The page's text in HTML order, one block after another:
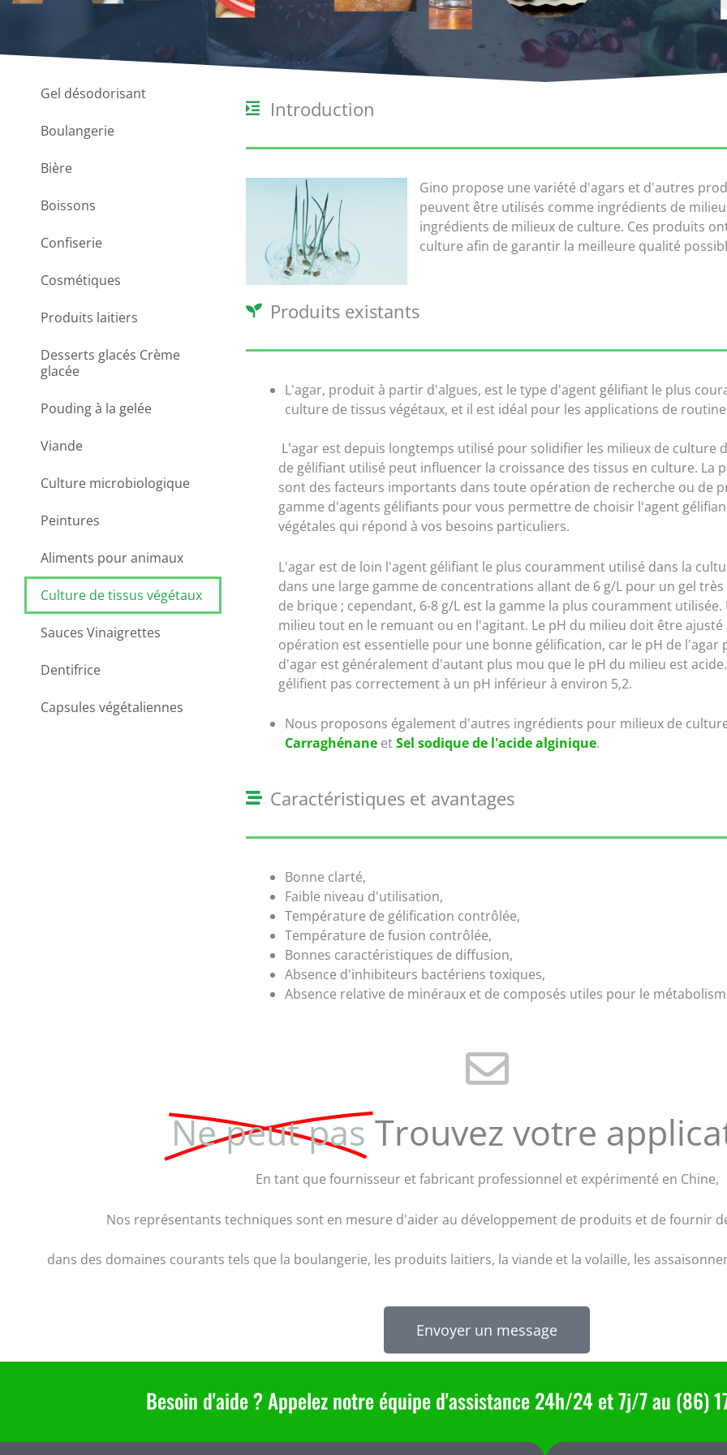
Gel désodorisant
Boulangerie
Bière
Boissons
Confiserie
Cosmétiques
Produits laitiers
Desserts glacés Crème
glacée
Pouding à la gelée
Viande
Culture microbiologique
Peintures
Aliments pour animaux
Culture de tissus végétaux
Sauces Vinaigrettes
Dentifrice
Capsules végétaliennes
Introduction
Gino propose une variété d'agars et d'autres
peuvent être utilisés comme ingrédients de
ingrédients de milieux de culture. Ces produits
culture afin de garantir la meilleure qualité
Produits existants
L'agar, produit à partir d'algues, est le type d'agent gélifiant le plus
culture de tissus végétaux, et il est idéal pour les applications de
L'agar est depuis longtemps utilisé pour solidifier les milieux de culture
de gélifiant utilisé peut influencer la croissance des tissus en culture. La
sont des facteurs importants dans toute opération de recherche ou de
gamme d'agents gélifiants pour vous permettre de choisir l'agent
végétales qui répond à vos besoins particuliers.
L'agar est de loin l'agent gélifiant le plus couramment utilisé dans la
dans une large gamme de concentrations allant de 6 g/L pour un gel
de brique ; cependant, 6-8 g/L est la gamme la plus couramment
milieu tout en le remuant ou en l'agitant. Le pH du milieu doit être
opération est essentielle pour une bonne gélification, car le pH de
d'agar est généralement d'autant plus mou que le pH du milieu est
gélifient pas correctement à un pH inférieur à environ 5,2.
Nous proposons également d'autres ingrédients pour milieux de
Carraghénane etSel sodique de l'acide alginique.
Caractéristiques et avantages
Bonne clarté,
Faible niveau d'utilisation,
Température de gélification contrôlée,
Température de fusion contrôlée,
Bonnes caractéristiques de diffusion,
Absence d'inhibiteurs bactériens toxiques,
Absence relative de minéraux et de composés utiles pour le
Ne peut pas Trouvez votre
En tant que fournisseur et fabricant professionnel et expérimenté en Chine,
Nos représentants techniques sont en mesure d'aider au développement de produits et de fournir
dans des domaines courants tels que la boulangerie, les produits laitiers, la viande et la volaille, les
Envoyer un message
Besoin d'aide ? Appelez notre équipe d'assistance 24h/24 et 7j/7 au (86)